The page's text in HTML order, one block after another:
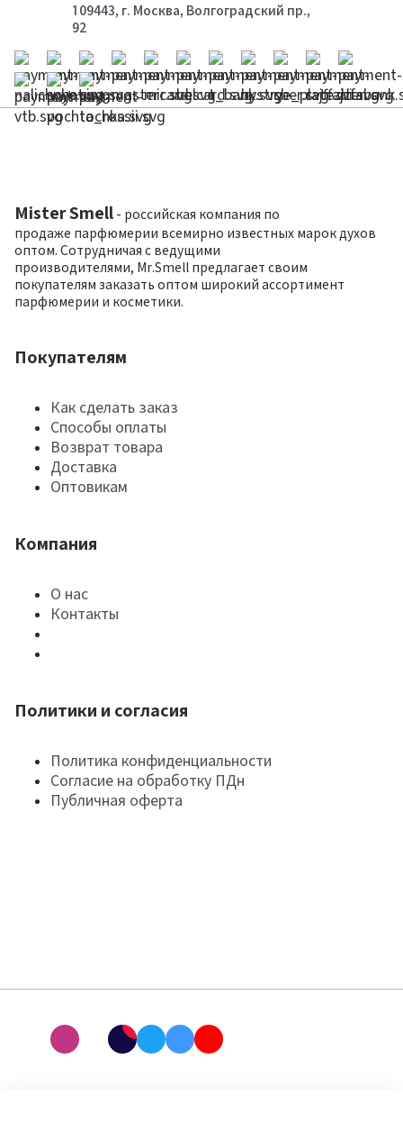
109443, г. Москва, Волгоградский пр.,
92
Mister Smell - российская компания по
продаже парфюмерии всемирно известных марок духов
оптом. Сотрудничая с ведущими
производителями, Mr.Smell предлагает своим
покупателям заказать оптом широкий ассортимент
парфюмерии и косметики.
Покупателям
Как сделать заказ
Способы оплаты
Возврат товара
Доставка
Оптовикам
Компания
О нас
Контакты
Политики и согласия
Политика конфиденциальности
Согласие на обработку ПДн
Публичная оферта